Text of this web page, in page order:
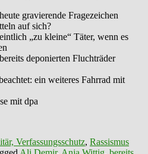
gravierende Fragezeichen
auf sich?
„zu kleine“ Täter, wenn es
deponierten Fluchträder
ein weiteres Fahrrad mit
mit dpa
Verfassungsschutz, Rassismus